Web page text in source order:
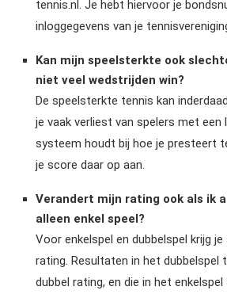
tennis.nl. Je hebt hiervoor je
inloggegevens van je
Kan mijn speelsterkte ook
niet veel wedstrijden win?
De speelsterkte tennis kan
je vaak verliest van spelers met een
systeem houdt bij hoe je presteert
je score daar op aan.
Verandert mijn rating ook als ik
alleen enkel speel?
Voor enkelspel en dubbelspel krijg
rating. Resultaten in het dubbelspel
dubbel rating, en die in het